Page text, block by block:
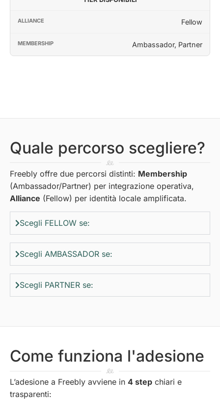
Fellow
Ambassador, Partner
Quale percorso scegliere?
Freebly offre due percorsi distinti: Membership
(Ambassador/Partner) per integrazione operativa,
Alliance (Fellow) per identità locale amplificata.
Scegli FELLOW se:
Scegli AMBASSADOR se:
Scegli PARTNER se:
Come funziona l'adesione
L’adesione a Freebly avviene in 4 step chiari e
trasparenti: